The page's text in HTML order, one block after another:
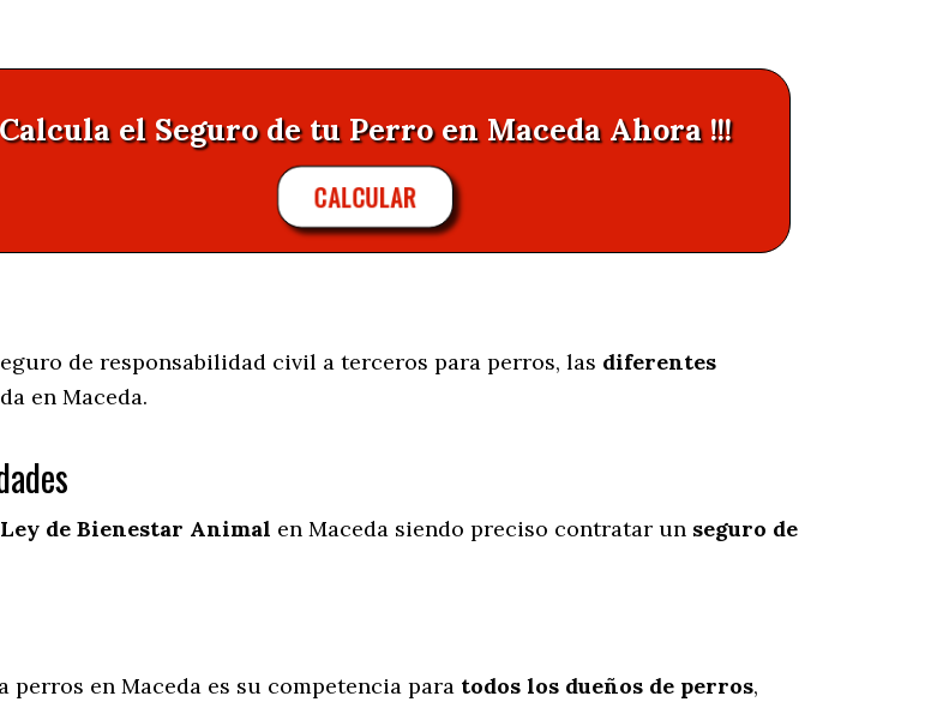
Calcula el Seguro de tu Perro en Maceda Ahora !!!
CALCULAR
de responsabilidad civil a terceros para perros, las diferentes
en Maceda.
Ley de Bienestar Animal en Maceda siendo preciso contratar un seguro de
en Maceda es su competencia para todos los dueños de perros,